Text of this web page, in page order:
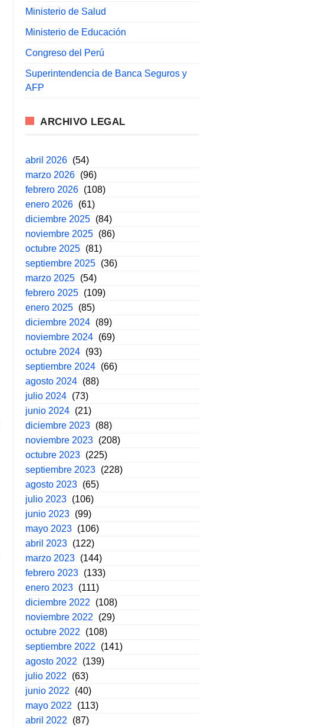
Ministerio de Salud
Ministerio de Educación
Congreso del Perú
Superintendencia de Banca Seguros y
AFP
ARCHIVO LEGAL
abril 2026 (54)
marzo 2026 (96)
febrero 2026 (108)
enero 2026 (61)
diciembre 2025 (84)
noviembre 2025 (86)
octubre 2025 (81)
septiembre 2025 (36)
marzo 2025 (54)
febrero 2025 (109)
enero 2025 (85)
diciembre 2024 (89)
noviembre 2024 (69)
octubre 2024 (93)
septiembre 2024 (66)
agosto 2024 (88)
julio 2024 (73)
junio 2024 (21)
diciembre 2023 (88)
noviembre 2023 (208)
octubre 2023 (225)
septiembre 2023 (228)
agosto 2023 (65)
julio 2023 (106)
junio 2023 (99)
mayo 2023 (106)
abril 2023 (122)
marzo 2023 (144)
febrero 2023 (133)
enero 2023 (111)
diciembre 2022
(108)
noviembre 2022
(29)
octubre 2022
(108)
septiembre 2022
(141)
agosto 2022
(139)
julio 2022
(63)
junio 2022
(40)
mayo 2022
(113)
abril 2022
(87)